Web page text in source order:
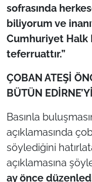
sofrasında
biliyorum ve
Cumhuriyet Halk
teferruattır.”
ÇOBAN ATEŞİ
BÜTÜN
Basınla
açıklamasında
söylediğini
açıklamasına
ay önce